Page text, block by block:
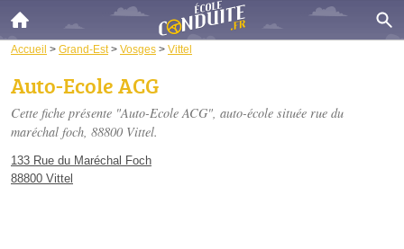
Accueil > Grand-Est> Vosges > Vittel
Auto-Ecole ACG
Cette fiche présente "Auto-Ecole ACG", auto-école située rue du
maréchal foch, 88800 Vittel.
133 Rue du Maréchal Foch
88800 Vittel